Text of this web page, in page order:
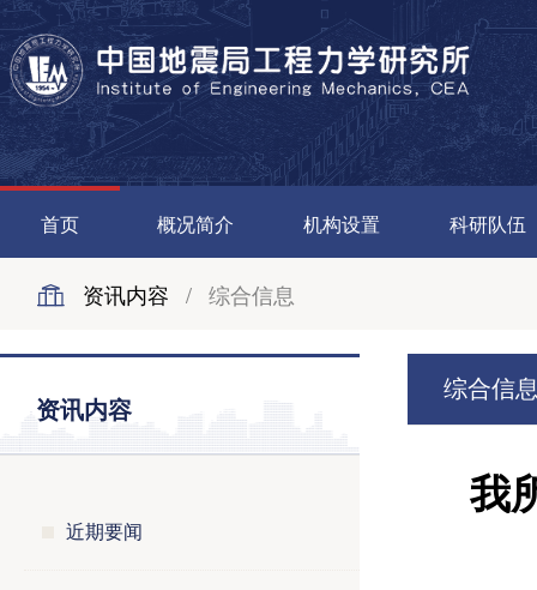
首页 概况简介 机构设置 科研队伍
资讯内容 / 综合信息
资讯内容
近期要闻
综合信
我